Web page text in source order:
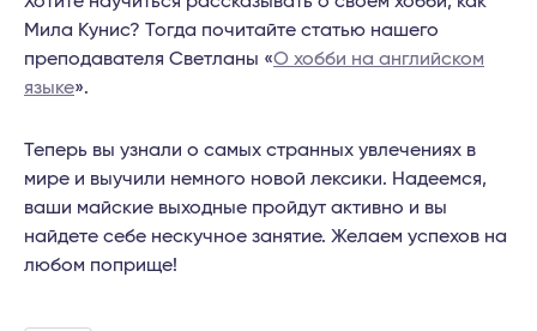
Мила Кунис? Тогда почитайте статью нашего
преподавателя Светланы «О хобби на английском
языке».
Теперь вы узнали о самых странных увлечениях в
мире и выучили немного новой лексики. Надеемся,
ваши майские выходные пройдут активно и вы
найдете себе нескучное занятие. Желаем успехов на
любом поприще!